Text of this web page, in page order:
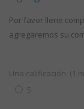
Por favor llene
agregaremos su
Una calificación: (1
5